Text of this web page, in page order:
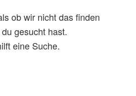
ob wir nicht das finden
gesucht hast.
eine Suche.